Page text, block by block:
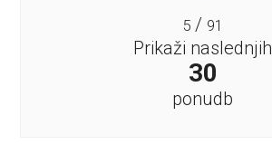
5 / 91
Prikaži naslednjih
30
ponudb